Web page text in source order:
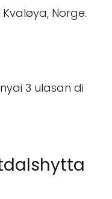
Kvaløya, Norge.
3 ulasan di